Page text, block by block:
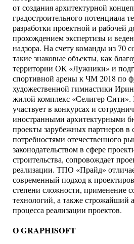
от создания архитектурной
градостроительного потенциала
разработки проектной и рабочей
прохождением экспертизы и
надзора. На счету команды из 70
такие знаковые объекты, как
территории ОК «Лужники» и
спортивной арены к ЧМ 2018 по
художественной гимнастики
жилой комплекс «Селигер
участвует в конкурсах и
иностранными архитектурными
проекты зарубежных партнеров в
потребностями отечественного
законодательством в сфере
строительства, сопровождает
реализации. ТПО «Прайд»
современный подход к
степени сложности, применение
технологий, а также строжайший
процесса реализации проектов.
О GRAPHISOFT